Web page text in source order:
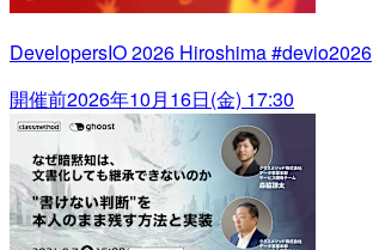
DevelopersIO 2026 Hiroshima #devio2026
開催前2026年10月16日(金) 17:30